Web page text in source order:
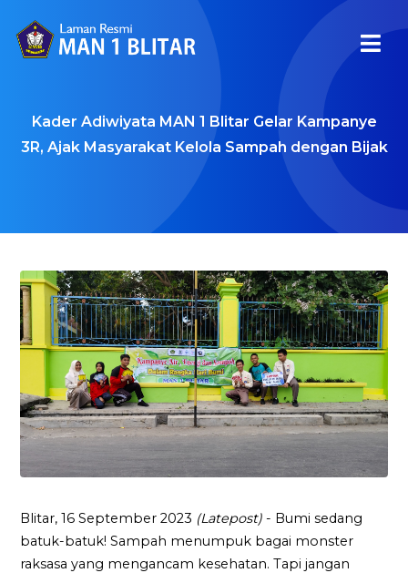
Kader Adiwiyata MAN 1 Blitar Gelar Kampanye
3R, Ajak Masyarakat Kelola Sampah dengan Bijak
Blitar, 16 September 2023 (Latepost)- Bumi sedang
batuk-batuk! Sampah menumpuk bagai monster
raksasa yang mengancam kesehatan. Tapi jangan